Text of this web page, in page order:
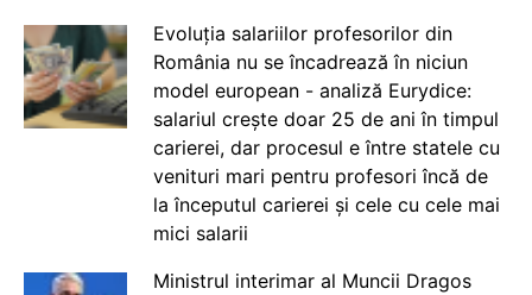
Evoluția salariilor profesorilor din
România nu se încadrează în niciun
model european - analiză Eurydice:
salariul crește doar 25 de ani în timpul
carierei, dar procesul e între statele cu
venituri mari pentru profesori încă de
la începutul carierei și cele cu cele mai
mici salarii
Ministrul interimar al Muncii Dragos